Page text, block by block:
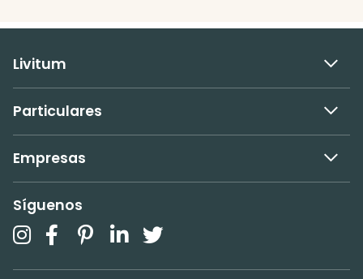
Livitum
Particulares
Empresas
Síguenos